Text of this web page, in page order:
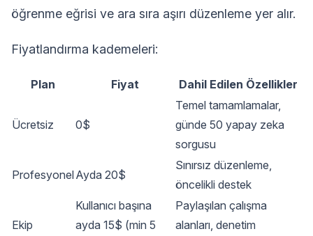
öğrenme eğrisi ve ara sıra aşırı düzenleme yer alır.
Fiyatlandırma kademeleri:
Plan Fiyat Dahil Edilen Özellikler
Ücretsiz 0$
Temel tamamlamalar,
günde 50 yapay zeka
sorgusu
ProfesyonelAyda 20$
Sınırsız düzenleme,
öncelikli destek
Ekip
Kullanıcı başına
ayda 15$ (min 5
Paylaşılan çalışma
alanları, denetim